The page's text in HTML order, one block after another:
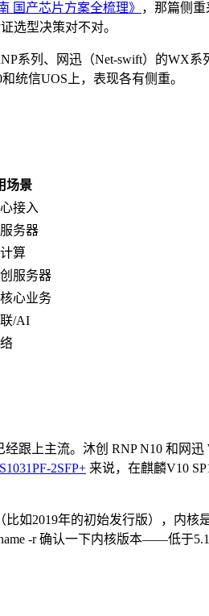
国产芯片方案全梳理》 ，那篇侧
选型决策对不对。
系列、网迅（Net-swift）的WX系
统信UOS上，表现各有侧重。
场景
接入
务器
算
服务器
心业务
/AI
跟上主流。沐创 RNP N10 和网迅
2SFP+ 来说，在麒麟V10
如2019年的初始发行版），内核
-r 确认一下内核版本——低于